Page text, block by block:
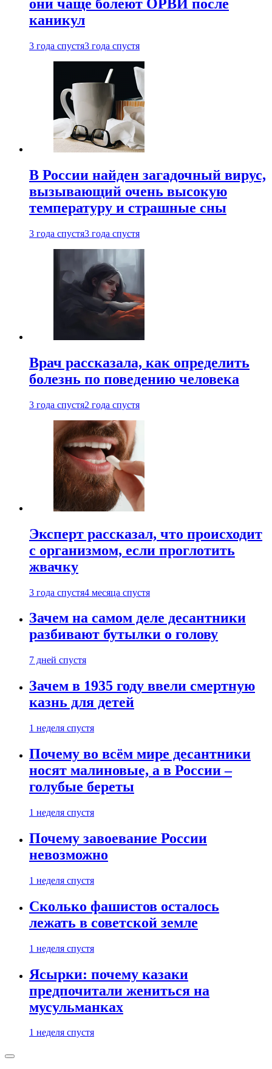
они чаще болеют ОРВИ после
каникул
3 года спустя3 года спустя
В России найден загадочный вирус,
вызывающий очень высокую
температуру и страшные сны
3 года спустя3 года спустя
Врач рассказала, как определить
болезнь по поведению человека
3 года спустя2 года спустя
Эксперт рассказал, что происходит
с организмом, если проглотить
жвачку
3 года спустя4 месяца спустя
Зачем на самом деле десантники
разбивают бутылки о голову
7 дней спустя
Зачем в 1935 году ввели смертную
казнь для детей
1 неделя спустя
Почему во всём мире десантники
носят малиновые, а в России –
голубые береты
1 неделя спустя
Почему завоевание России
невозможно
1 неделя спустя
Сколько фашистов осталось
лежать в советской земле
1 неделя спустя
Ясырки: почему казаки
предпочитали жениться на
мусульманках
1 неделя спустя